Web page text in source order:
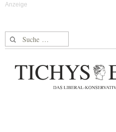
Suche nach: